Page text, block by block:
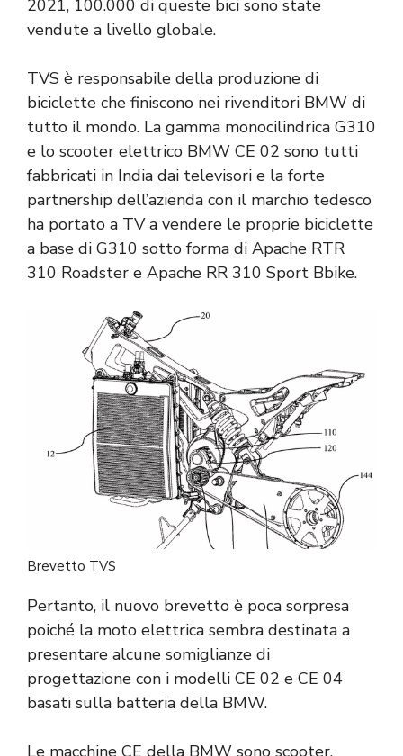
2021, 100.000 di queste bici sono state
vendute a livello globale.
TVS è responsabile della produzione di
biciclette che finiscono nei rivenditori BMW di
tutto il mondo. La gamma monocilindrica G310
e lo scooter elettrico BMW CE 02 sono tutti
fabbricati in India dai televisori e la forte
partnership dell’azienda con il marchio tedesco
ha portato a TV a vendere le proprie biciclette
a base di G310 sotto forma di Apache RTR
310 Roadster e Apache RR 310 Sport Bbike.
Brevetto TVS
Pertanto, il nuovo brevetto è poca sorpresa
poiché la moto elettrica sembra destinata a
presentare alcune somiglianze di
progettazione con i modelli CE 02 e CE 04
basati sulla batteria della BMW.